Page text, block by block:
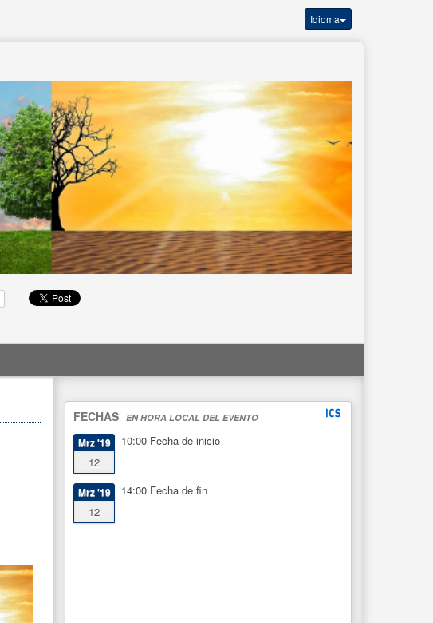
Idioma
FECHAS EN HORA LOCAL DEL EVENTO
Mrz '19
12
10:00 Fecha de inicio
Mrz '19
12
14:00 Fecha de fin